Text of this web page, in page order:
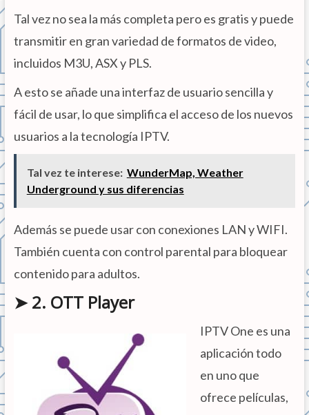
Tal vez no sea la más completa pero es gratis y puede
transmitir en gran variedad de formatos de video,
incluidos M3U, ASX y PLS.
A esto se añade una interfaz de usuario sencilla y
fácil de usar, lo que simplifica el acceso de los nuevos
usuarios a la tecnología IPTV.
Tal vez te interese: WunderMap, Weather
Underground y sus diferencias
Además se puede usar con conexiones LAN y WIFI.
También cuenta con control parental para bloquear
contenido para adultos.
➤ 2. OTT Player
IPTV One es una
aplicación todo
en uno que
ofrece películas,